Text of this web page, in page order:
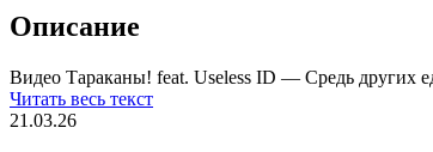
Описание
Видео Тараканы! feat. Useless ID — Средь других
Читать весь текст
21.03.26